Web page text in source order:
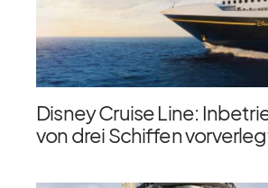
Disney Cruise Line:
von drei Schiffen